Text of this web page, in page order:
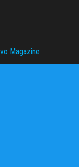
Magazine